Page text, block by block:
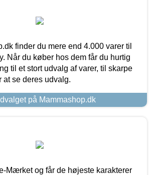
finder du mere end 4.000 varer til
Når du køber hos dem får du hurtig
til et stort udvalg af varer, til skarpe
at se deres udvalg.
på Mammashop.dk
Mærket og får de højeste karakterer